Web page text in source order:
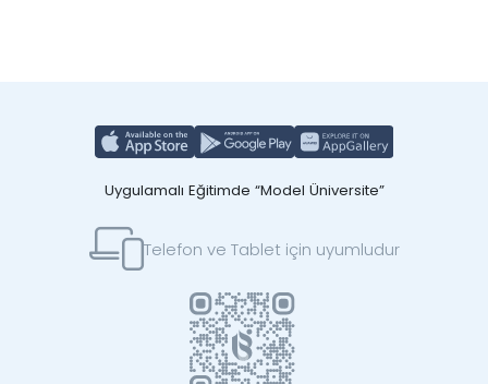
Uygulamalı Eğitimde “Model Üniversite”
Telefon ve Tablet için uyumludur